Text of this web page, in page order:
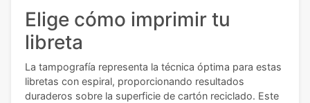
Elige cómo imprimir tu
libreta
La tampografía representa la técnica óptima para estas
libretas con espiral, proporcionando resultados
duraderos sobre la superficie de cartón reciclado. Este